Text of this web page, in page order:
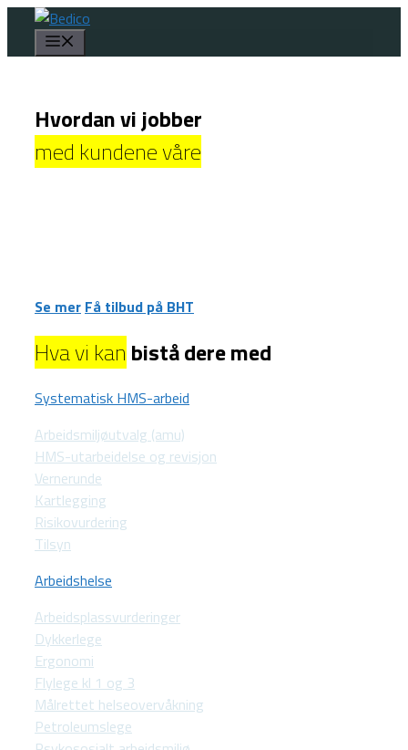
Hopp
innhold
Hvordan vi jobber
med kundene våre
Se mer Få tilbud på BHT
Hva vi kan bistå dere med
Systematisk HMS-arbeid
Arbeidsmiljøutvalg (amu)
HMS-utarbeidelse og revisjon
Vernerunde
Kartlegging
Risikovurdering
Tilsyn
Arbeidshelse
Arbeidsplassvurderinger
Dykkerlege
Ergonomi
Flylege kl 1 og 3
Målrettet helseovervåkning
Petroleumslege